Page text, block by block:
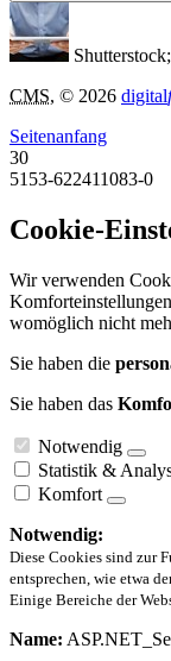
CMS, © 2026 digital
Seitenanfang
30
5153-622411083-0
Cookie-
Wir verwenden
womöglich nicht
Sie haben die
Sie haben das
Notwendig
Statistik &
Komfort
Notwendig:
Diese Cookies sind zur
entsprechen, wie etwa
Einige Bereiche der
Name: